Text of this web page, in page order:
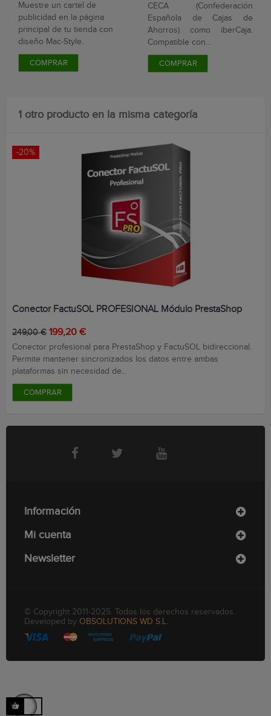
Muestre un cartel de
publicidad en la página
principal de tu tienda con
diseño Mac-Style.
COMPRAR
CECA (Confederación
Española de Cajas de
Ahorros) como iberCaja.
Compatible con...
COMPRAR
1 otro producto en la misma categoría
-20%
Conector FactuSOL PROFESIONAL Módulo PrestaShop
Precio
base
249,00 € Precio
199,20 €
Conector profesional para PrestaShop y FactuSOL bidireccional.
Permite mantener sincronizados los datos entre ambas
plataformas sin necesidad de...
COMPRAR
Información
Mi cuenta
Newsletter
© Copyright 2011-2025. Todos los derechos reservados.
Developed by OBSOLUTIONS WD S.L.